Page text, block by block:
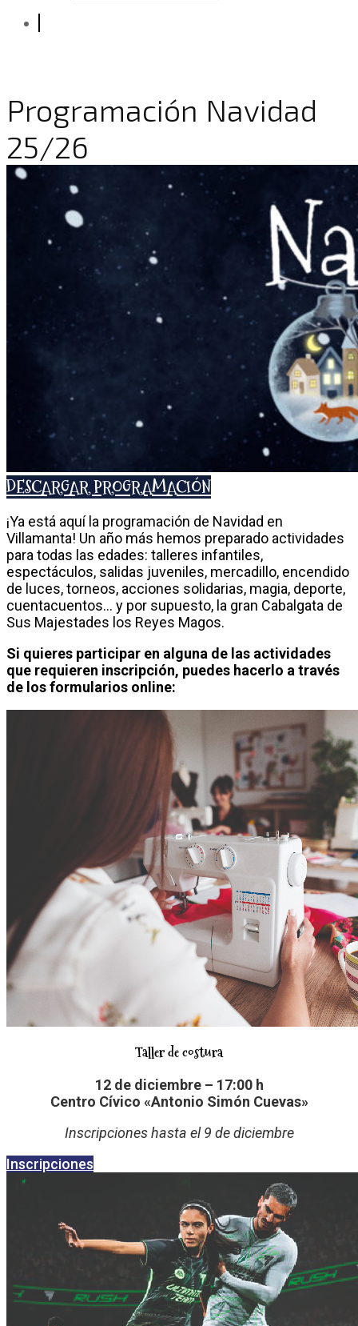
Programación Navidad
25/26
DESCARGAR PROGRAMACIÓN
¡Ya está aquí la programación de Navidad en
Villamanta! Un año más hemos preparado actividades
para todas las edades: talleres infantiles,
espectáculos, salidas juveniles, mercadillo, encendido
de luces, torneos, acciones solidarias, magia, deporte,
cuentacuentos… y por supuesto, la gran Cabalgata de
Sus Majestades los Reyes Magos.
Si quieres participar en alguna de las actividades
que requieren inscripción, puedes hacerlo a través
de los formularios online:
Taller de costura
12 de diciembre – 17:00 h
Centro Cívico «Antonio Simón Cuevas»
Inscripciones hasta el 9 de diciembre
Inscripciones